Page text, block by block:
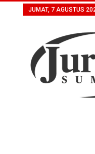
JUMAT, 7 AGUSTUS